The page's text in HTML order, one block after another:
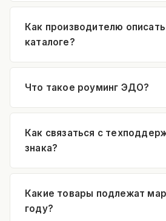
Как производителю
каталоге?
Что такое роуминг ЭДО?
Как связаться с
знака?
Какие товары подлежат
году?